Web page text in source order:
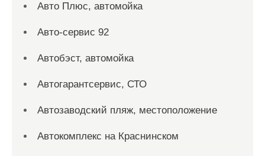
Авто Плюс, автомойка
Авто-сервис 92
Автобэст, автомойка
Автогарантсервис, СТО
Автозаводский пляж, местоположение
Автокомплекс на Краснинском